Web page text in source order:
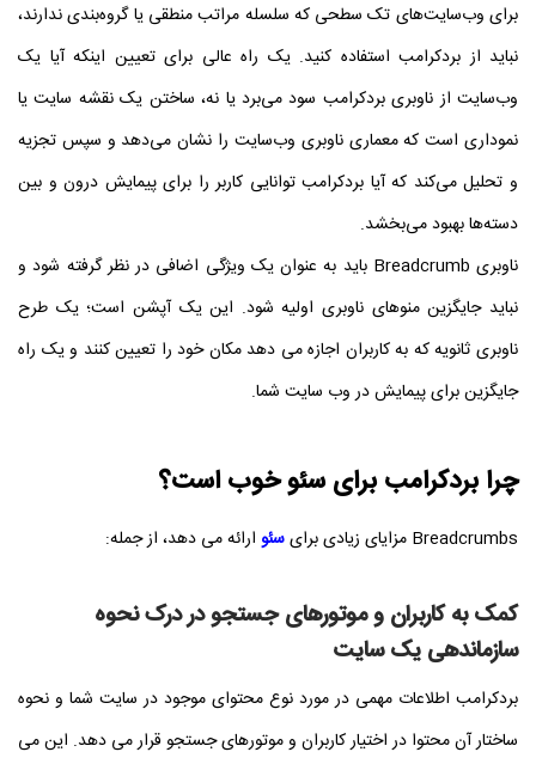
برای وب‌سایت‌های تک سطحی که سلسله مراتب منطقی یا گروه‌بندی ندارند،
نباید از بردکرامب استفاده کنید. یک راه عالی برای تعیین اینکه آیا یک
وب‌سایت از ناوبری بردکرامب سود می‌برد یا نه، ساختن یک نقشه سایت یا
نموداری است که معماری ناوبری وب‌سایت را نشان می‌دهد و سپس تجزیه
و تحلیل می‌کند که آیا بردکرامب توانایی کاربر را برای پیمایش درون و بین
دسته‌ها بهبود می‌بخشد.
ناوبری Breadcrumb باید به عنوان یک ویژگی اضافی در نظر گرفته شود و
نباید جایگزین منوهای ناوبری اولیه شود. این یک آپشن است؛ یک طرح
ناوبری ثانویه که به کاربران اجازه می دهد مکان خود را تعیین کنند و یک راه
جایگزین برای پیمایش در وب سایت شما.
چرا بردکرامب برای سئو خوب است؟
Breadcrumbs مزایای زیادی برای سئو ارائه می دهد، از جمله:
کمک به کاربران و موتورهای جستجو در درک نحوه
سازماندهی یک سایت
بردکرامب اطلاعات مهمی در مورد نوع محتوای موجود در سایت شما و نحوه
ساختار آن محتوا در اختیار کاربران و موتورهای جستجو قرار می دهد. این می